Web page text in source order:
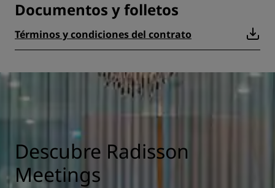
Documentos y folletos
Términos y condiciones del contrato
Descubre Radisson
Meetings